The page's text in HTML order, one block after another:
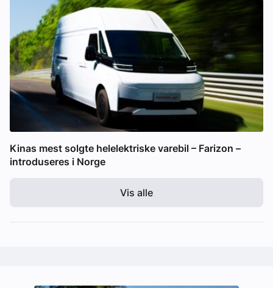
Kinas mest solgte helelektriske varebil – Farizon –
introduseres i Norge
Vis alle